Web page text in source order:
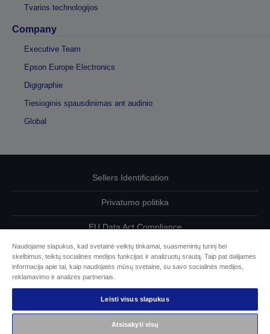
Tvarios technologijos
Company
Executive Team
Epson Europe Electronics
Digigraphie
Tiesioginis spausdinimas ant audinio
Global
Sellers Identification
Privatumo politika
EU Data Act Compliance
Susisiekite su mumis dėl savo duomenų
Cookie Information
„Epson“ įsipareigojimas dėl prieinamumo
Naudojame slapukus, kad svetainė veiktų tinkamai, suasmenintų turinį bei
skelbimus, teiktų socialinės medijos funkcijas ir analizuotų srautą. Taip pat dalijamės
informacija apie tai, kaip naudojatės mūsų svetaine, su savo socialinės medijos,
reklamavimo ir analizės partneriais.
Leisti visus slapukus
Atsisakyti visų